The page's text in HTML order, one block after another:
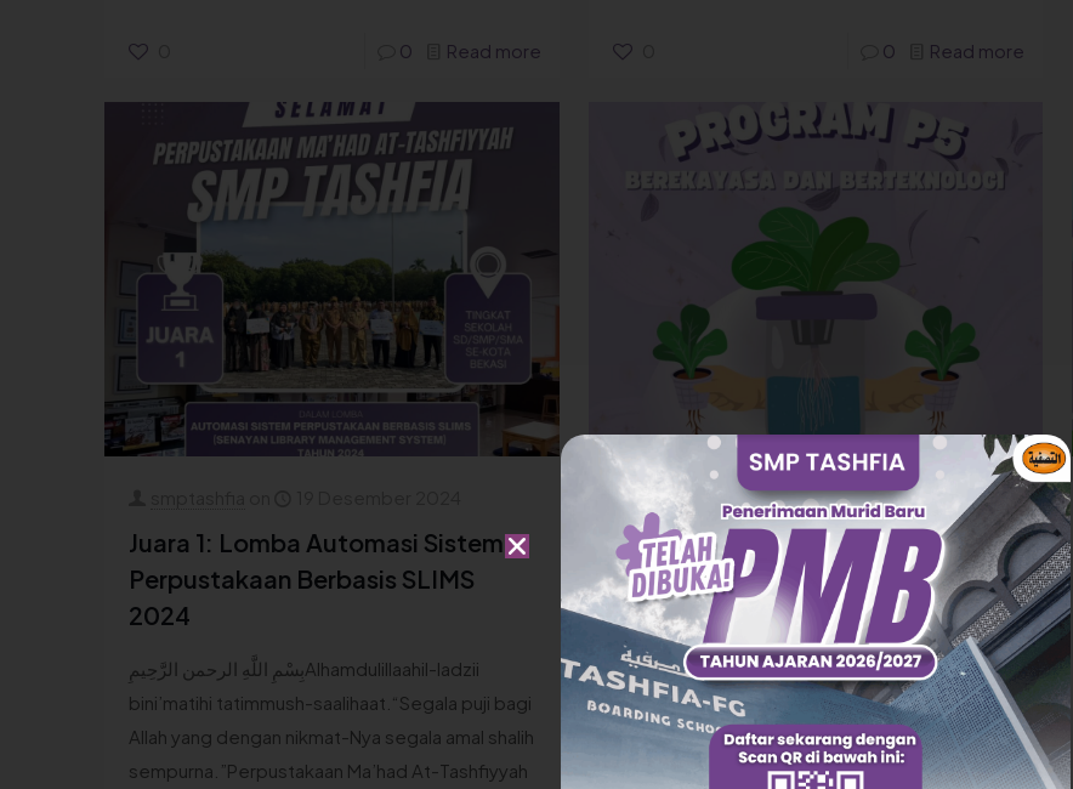
0 Read more 0 Read more
Juara 1: Lomba Automasi Sistem
Perpustakaan Berbasis SLIMS
2024
بِسْمِ اللَّهِ الرحمن الرَّحِيمِAlhamdulillaahil-ladzii
bini’matihi tatimmush-saalihaat.“Segala puji bagi
Allah yang dengan nikmat-Nya segala amal shalih
sempurna.”Perpustakaan Ma’had At-Tashfiyyah
smptashfia on 19 Desember 2024
Program P5: Berkarya an
Berteknologi
✧❃༻﷽ ༺❃✧Alhamdulillah,
rangkaian kegiatan P5 “Rekayasa Teknologi”
yang kali ini berfokus pada projek menanam
tanaman hidroponik telah selesai. Projek
hidroponik kali ini menerapkan sistem sumbu